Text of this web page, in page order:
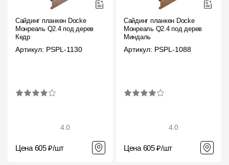
Сайдинг планкен Docke
Монреаль Q2.4 под дерево
Кедр
Артикул: PSPL-1130
4.0
Цена 605 ₽/шт
Сайдинг планкен Docke
Монреаль Q2.4 под дерево
Миндаль
Артикул: PSPL-1088
4.0
Цена 605 ₽/шт